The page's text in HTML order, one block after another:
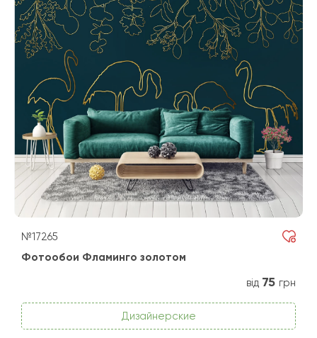
№17265
Фотообои Фламинго золотом
від 75 грн
Дизайнерские